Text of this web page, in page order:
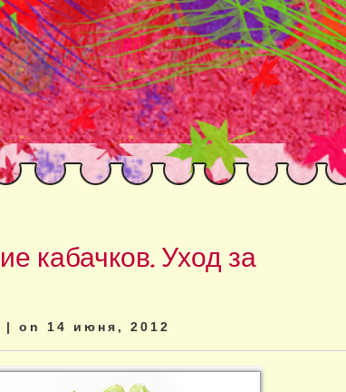
кабачков. Уход за
| on 14 июня, 2012